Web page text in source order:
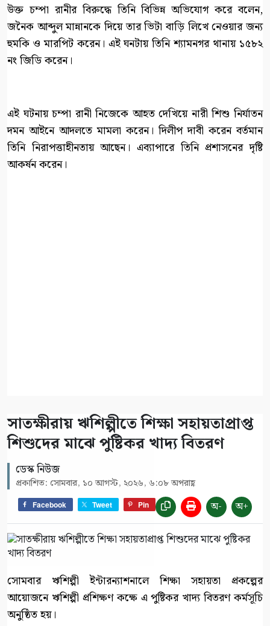
উক্ত চম্পা রানীর বিরুদ্ধে তিনি বিভিন্ন অভিযোগ করে বলেন,
জনৈক আব্দুল মান্নানকে দিয়ে তার ভিটা বাড়ি লিখে নেওয়ার জন্য
হুমকি ও মারপিট করেন। এই ঘনটায় তিনি শ্যামনগর থানায় ১৫৮২
নং জিডি করেন।
এই ঘটনায় চম্পা রানী নিজেকে আহত দেখিয়ে নারী শিশু নির্যাতন
দমন আইনে আদলতে মামলা করেন। দিলীপ দাবী করেন বর্তমান
তিনি নিরাপত্তাহীনতায় আছেন। এব্যাপারে তিনি প্রশাসনের দৃষ্টি
আকর্ষন করেন।
সাতক্ষীরায় ঋশিল্পীতে শিক্ষা সহায়তাপ্রাপ্ত
শিশুদের মাঝে পুষ্টিকর খাদ্য বিতরণ
ডেস্ক নিউজ
প্রকাশিত: সোমবার, ১০ আগস্ট, ২০২৬, ৬:০৮ অপরাহ্ণ
Facebook Tweet Pin অ- অ+
সোমবার ঋশিল্পী ইন্টারন্যাশনালে শিক্ষা সহায়তা প্রকল্পের
আয়োজনে ঋশিল্পী প্রশিক্ষণ কক্ষে এ পুষ্টিকর খাদ্য বিতরণ কর্মসূচি
অনুষ্ঠিত হয়।